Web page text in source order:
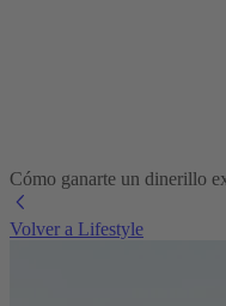
Cómo ganarte un dinerillo
Volver a Lifestyle